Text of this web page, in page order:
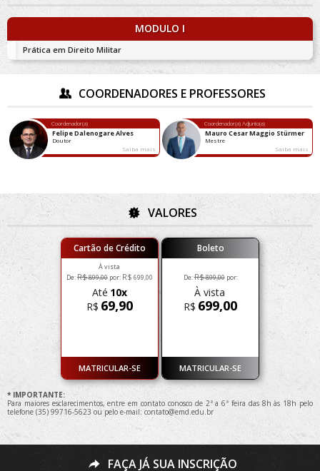
MODULO I
Prática em Direito Militar
COORDENADORES E PROFESSORES
Coordenador(a)
Felipe Dalenogare Alves
Doutor
Saiba mais
Coordenador(a) Adjunto(a)
Mauro Cesar Maggio Stürmer
Mestre
Saiba mais
VALORES
Cartão de Crédito
À vista
De:R$899,00por: R$ 699,00
Até 10x
R$ 69,90
MATRICULAR-SE
Boleto
De:R$899,00por:
À vista
R$ 699,00
MATRICULAR-SE
* IMPORTANTE:
Para maiores esclarecimentos, entre em contato conosco de 2ª a 6ª feira das 8h às 18h pelo
telefone (35) 99716-5623 ou pelo e-mail: contato@emd.edu.br
FAÇA JÁ SUA INSCRIÇÃO